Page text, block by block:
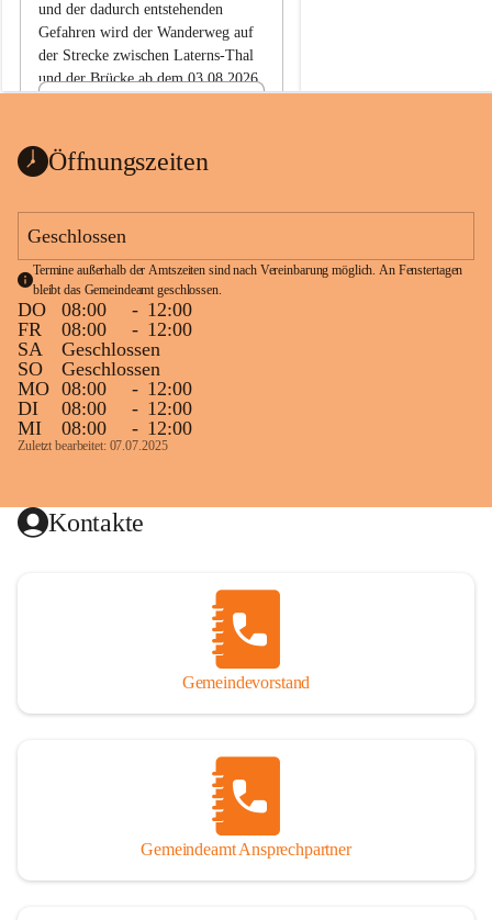
und der dadurch entstehenden
Gefahren wird der Wanderweg auf
der Strecke zwischen Laterns-Thal
und der Brücke ab dem 03.08.2026
ht
1 Seite•0,1 MB
Öffnungszeiten
Geschlossen
Termine außerhalb der Amtszeiten sind nach Vereinbarung möglich. An Fenstertagen
bleibt das Gemeindeamt geschlossen.
DO 08:00 - 12:00
FR
08:00 - 12:00
SA
Geschlossen
SO
Geschlossen
MO 08:00 - 12:00
DI
08:00 - 12:00
MI
08:00 - 12:00
Zuletzt bearbeitet: 07.07.2025
Kontakte
Gemeindevorstand
Gemeindeamt Ansprechpartner